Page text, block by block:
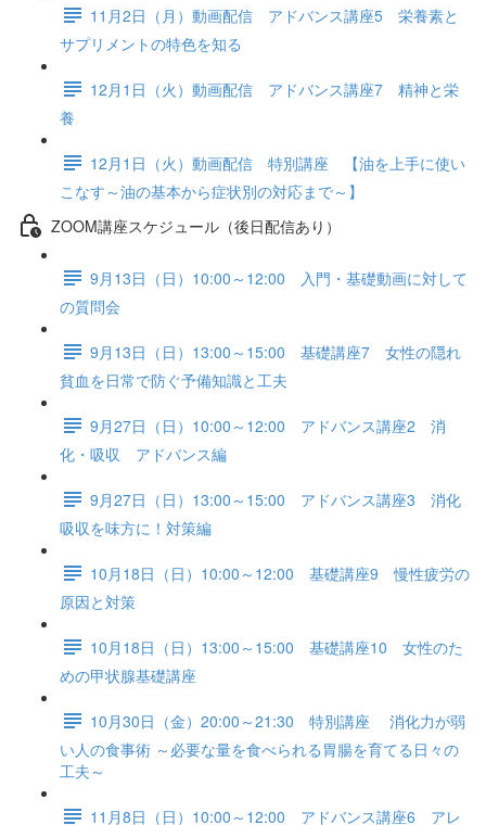
11月2日（月）動画配信 アドバンス講座5 栄養素と
サプリメントの特色を知る
12月1日（火）動画配信 アドバンス講座7 精神と栄
養
12月1日（火）動画配信 特別講座 【油を上手に使い
こなす～油の基本から症状別の対応まで～】
ZOOM講座スケジュール（後日配信あり）
9月13日（日）10:00～12:00 入門・基礎動画に対して
の質問会
9月13日（日）13:00～15:00 基礎講座7 女性の隠れ
貧血を日常で防ぐ予備知識と工夫
9月27日（日）10:00～12:00 アドバンス講座2 消
化・吸収 アドバンス編
9月27日（日）13:00～15:00 アドバンス講座3 消化
吸収を味方に！対策編
10月18日（日）10:00～12:00 基礎講座9 慢性疲労の
原因と対策
10月18日（日）13:00～15:00 基礎講座10 女性のた
めの甲状腺基礎講座
10月30日（金）20:00～21:30 特別講座 消化力が弱
い人の食事術 ～必要な量を食べられる胃腸を育てる日々の
工夫～
11月8日（日）10:00～12:00 アドバンス講座6 アレ